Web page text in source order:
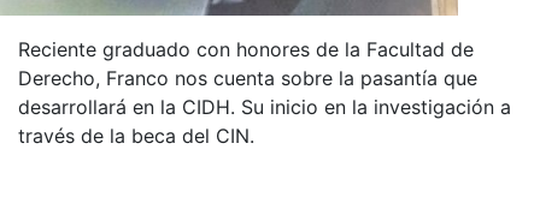
Reciente graduado con honores de la Facultad de
Derecho, Franco nos cuenta sobre la pasantía que
desarrollará en la CIDH. Su inicio en la investigación a
través de la beca del CIN.